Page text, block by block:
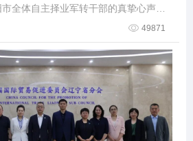
全体自主择业军转干部的真挚心声与
49871